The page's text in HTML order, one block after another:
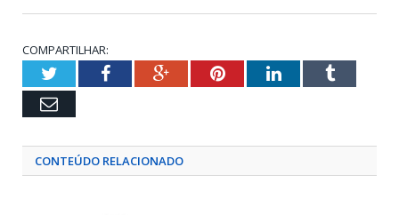
COMPARTILHAR:
TwitterFacebookGoogle+PinterestLinkedInTumblr
Email
CONTEÚDO RELACIONADO